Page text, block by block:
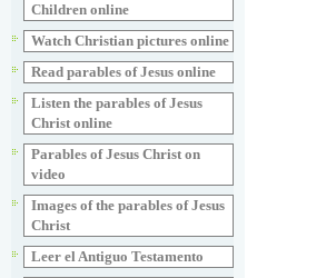
Children online
Watch Christian pictures online
Read parables of Jesus online
Listen the parables of Jesus
Christ online
Parables of Jesus Christ on
video
Images of the parables of Jesus
Christ
Leer el Antiguo Testamento